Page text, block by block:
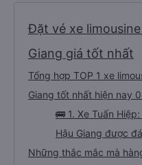
Đặt vé xe
Giang giá tốt nhất
Tổng hợp TOP 1 xe
Giang tốt nhất hiện nay
🚌 1. Xe Tuấn
Hậu Giang được
Những thắc mắc mà